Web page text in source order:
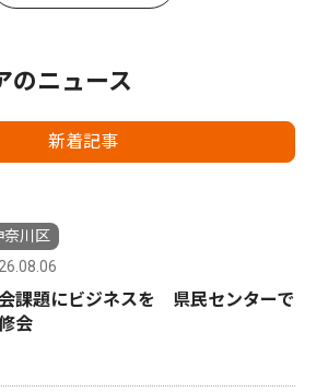
のニュース
新着記事
奈川区
課題にビジネスを 県民センターで
会